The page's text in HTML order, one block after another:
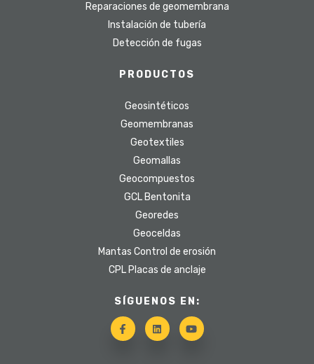
Reparaciones de geomembrana
Instalación de tubería
Detección de fugas
PRODUCTOS
Geosintéticos
Geomembranas
Geotextiles
Geomallas
Geocompuestos
GCL Bentonita
Georedes
Geoceldas
Mantas Control de erosión
CPL Placas de anclaje
SÍGUENOS EN: